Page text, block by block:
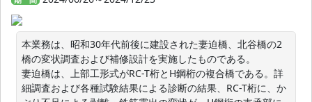
本業務は、昭和30年代前後に建設された妻迫橋、北谷橋の2
橋の変状調査および補修設計を実施したものである。
妻迫橋は、上部工形式がRC-T桁とH鋼桁の複合橋である。詳
細調査および各種試験結果による診断の結果、RC-T桁に、か